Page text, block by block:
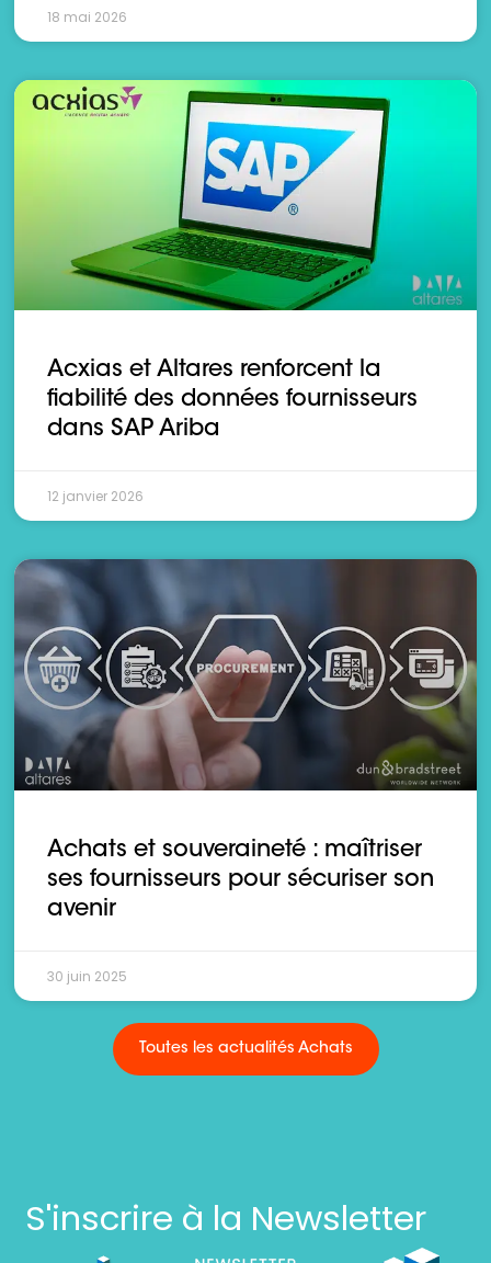
18 mai 2026
Acxias et Altares renforcent la
fiabilité des données fournisseurs
dans SAP Ariba
12 janvier 2026
Achats et souveraineté : maîtriser
ses fournisseurs pour sécuriser son
avenir
30 juin 2025
Toutes les actualités Achats
S'inscrire à la Newsletter